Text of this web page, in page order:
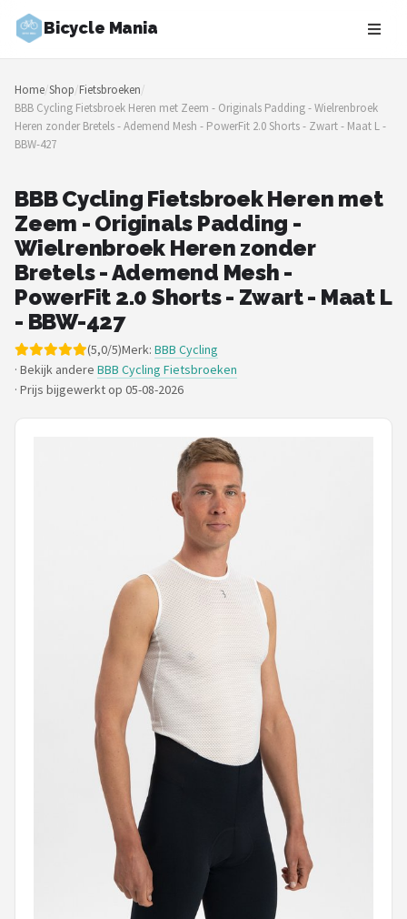
Bicycle Mania
Zoeken
NAVIGATIE
Shop
Blog
Fietsroutes
Kinderfietsen
Stadsfietsen
Elektrische fietsen
New Looxs
BBB Cycling
Home/Shop/Fietsbroeken/
BBB Cycling Fietsbroek Heren met Zeem - Originals Padding - Wielrenbroek
Heren zonder Bretels - Ademend Mesh - PowerFit 2.0 Shorts - Zwart - Maat L -
BBW-427
BBB Cycling Fietsbroek Heren met
Zeem - Originals Padding -
Wielrenbroek Heren zonder
Bretels - Ademend Mesh -
PowerFit 2.0 Shorts - Zwart - Maat L
- BBW-427
(5,0/5)Merk: BBB Cycling
· Bekijk andere BBB Cycling Fietsbroeken
· Prijs bijgewerkt op 05-08-2026